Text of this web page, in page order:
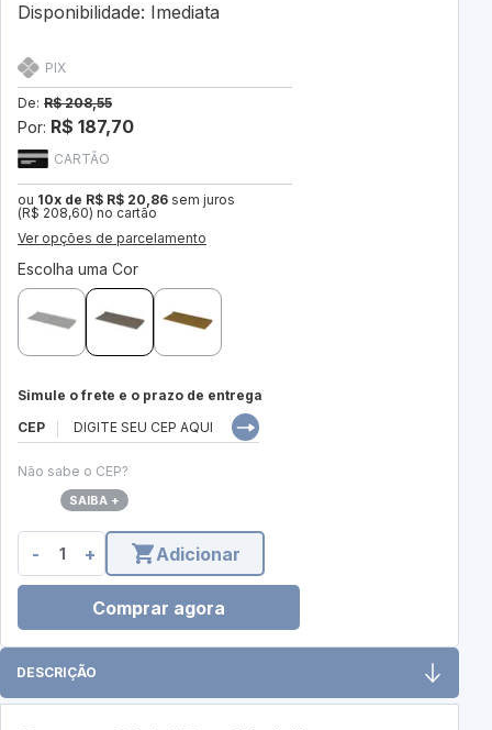
Disponibilidade: Imediata
CARTÃO
ou 10x de R$ R$ 20,86 sem juros
(R$ 208,60) no cartão
Ver opções de parcelamento
PIX
De: R$ 208,55
Por: R$ 187,70
Escolha uma Cor
Simule o frete e o prazo de entrega
CEP
Não sabe o CEP?
SAIBA +
- + Adicionar
Comprar agora
DESCRIÇÃO